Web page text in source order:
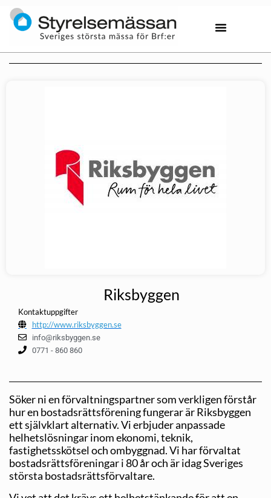
Riksbyggen
Kontaktuppgifter
http://www.riksbyggen.se
info@riksbyggen.se
0771 - 860 860
Söker ni en förvaltningspartner som verkligen förstår
hur en bostadsrättsförening fungerar är Riksbyggen
ett självklart alternativ. Vi erbjuder anpassade
helhetslösningar inom ekonomi, teknik,
fastighetsskötsel och ombyggnad. Vi har förvaltat
bostadsrättsföreningar i 80 år och är idag Sveriges
största bostadsrättsförvaltare.